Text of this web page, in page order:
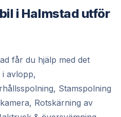
i Halmstad utför
får du hjälp med det
i avlopp,
Stamspolning
Rotskärning av